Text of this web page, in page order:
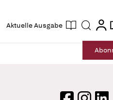
Aktuelle Ausgabe Suche
login
Abo
FacebookInstagram